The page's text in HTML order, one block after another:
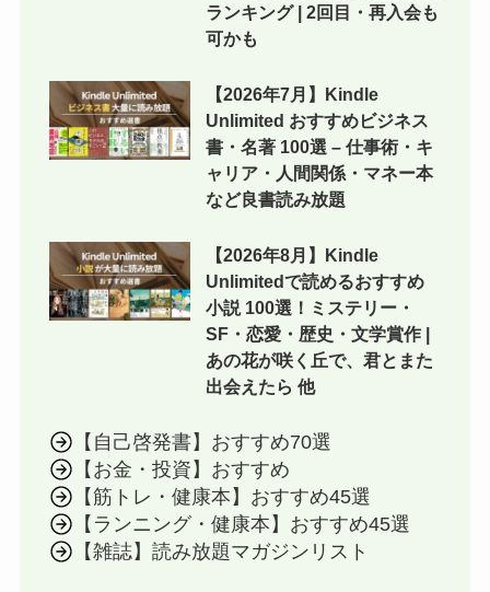
ランキング | 2回目・再入会も
可かも
【2026年7月】Kindle
Unlimited おすすめビジネス
書・名著 100選 – 仕事術・キ
ャリア・人間関係・マネー本
など良書読み放題
【2026年8月】Kindle
Unlimitedで読めるおすすめ
小説 100選！ミステリー・
SF・恋愛・歴史・文学賞作 |
あの花が咲く丘で、君とまた
出会えたら 他
【自己啓発書】おすすめ70選
【お金・投資】おすすめ
【筋トレ・健康本】おすすめ45選
【ランニング・健康本】おすすめ45選
【雑誌】読み放題マガジンリスト